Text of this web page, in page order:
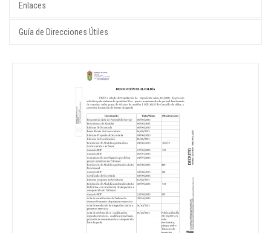
Enlaces
Guía de Direcciones Útiles